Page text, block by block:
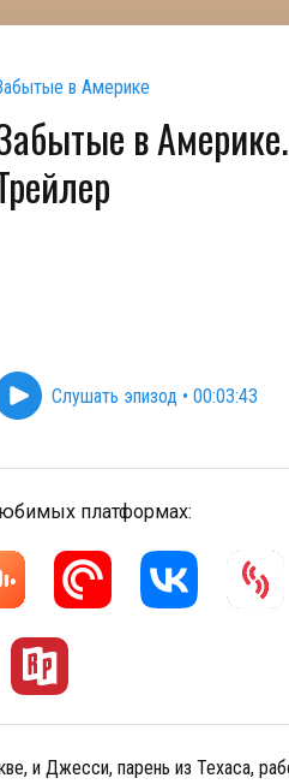
в Америке
в Америке.
Слушать эпизод • 00:03:43
платформах:
и Джесси, парень из Техаса,